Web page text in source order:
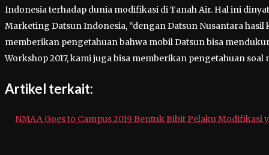
Indonesia terhadap dunia modifikasi di Tanah Air. Hal ini
Marketing Datsun Indonesia, “dengan Datsun Nusantara
memberikan pengetahuan bahwa mobil Datsun bisa
Workshop 2017, kami juga bisa memberikan pengetahuan
Artikel terkait:
NMAA Goes to Campus 2019 Bentuk Bibit Pelaku Modifikasi